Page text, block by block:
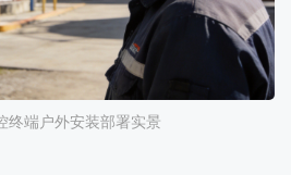
终端户外安装部署实景